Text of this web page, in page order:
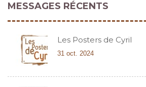
MESSAGES RÉCENTS
Les Posters de Cyril
31 oct. 2024